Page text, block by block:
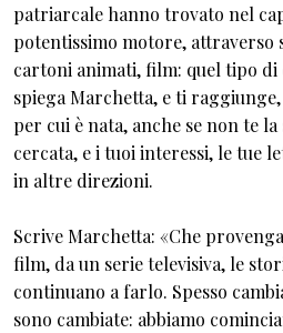
patriarcale hanno trovato nel
potentissimo motore, attraverso
cartoni animati, film: quel tipo
spiega Marchetta, e ti
per cui è nata, anche se non te la
cercata, e i tuoi interessi, le tue
in altre direzioni.
Scrive Marchetta: «Che
film, da un serie televisiva, le
continuano a farlo. Spesso
sono cambiate: abbiamo